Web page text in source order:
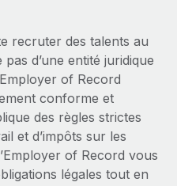
55 employés
en matière de
encourage les...
recruter des talents au
d’une entité juridique
of Record
conforme et
des règles strictes
et d’impôts sur les
of Record vous
légales tout en